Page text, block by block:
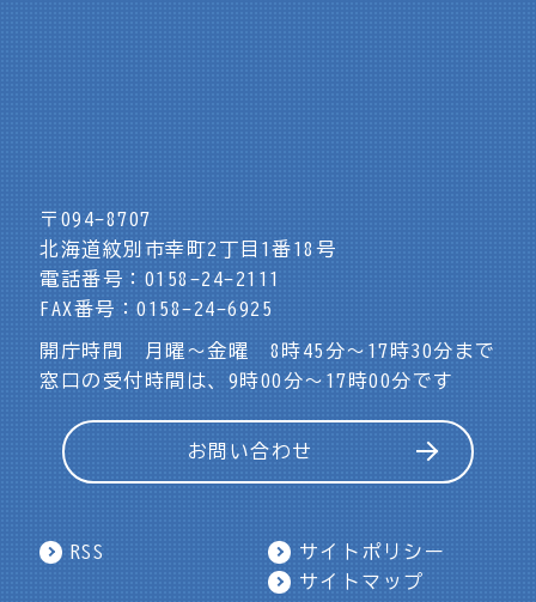
〒094-8707
北海道紋別市幸町2丁目1番18号
電話番号：0158-24-2111
FAX番号：0158-24-6925
開庁時間 月曜～金曜 8時45分～17時30分まで
窓口の受付時間は、9時00分～17時00分です
お問い合わせ
RSS
サイトポリシー
サイトマップ